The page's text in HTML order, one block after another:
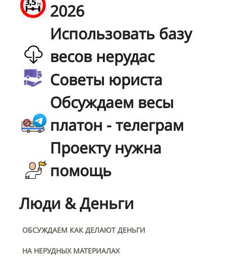
2026
Использовать базу
весов нерудас
Советы юриста
Обсуждаем весы
платон - телеграм
Проекту нужна
помощь
Люди & Деньги
ОБСУЖДАЕМ КАК ДЕЛАЮТ ДЕНЬГИ
НА НЕРУДНЫХ МАТЕРИАЛАХ